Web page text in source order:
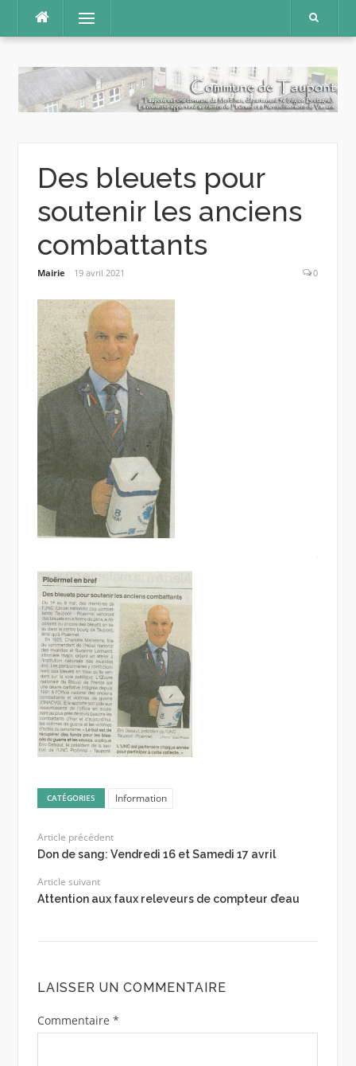
contenu
Menu
Des bleuets pour
soutenir les anciens
combattants
Mairie 19 avril 2021 0
CATÉGORIES Information
Article précédent
Don de sang: Vendredi 16 et Samedi 17 avril
Article suivant
Attention aux faux releveurs de compteur d’eau
LAISSER UN COMMENTAIRE
Commentaire *